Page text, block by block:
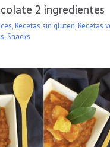
2 ingredientes
,Recetas sin gluten,Recetas
,Snacks